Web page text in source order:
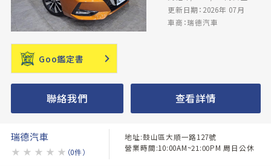
更新日期：2026年 07月
車商：瑞德汽車
Goo鑑定書
聯絡我們 查看詳情
瑞德汽車
★ ★ ★ ★ ★ （0件）
地址:鼓山區大順一路127號
營業時間:10:00AM~21:00PM 周日公休